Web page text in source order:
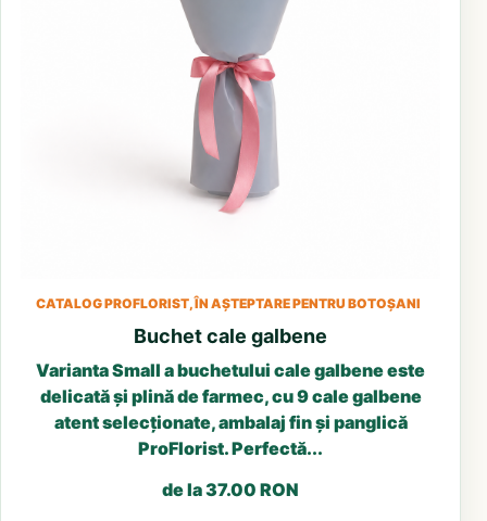
CATALOG PROFLORIST, ÎN AȘTEPTARE PENTRU BOTOȘANI
Buchet cale galbene
Varianta Small a buchetului cale galbene este
delicată și plină de farmec, cu 9 cale galbene
atent selecționate, ambalaj fin și panglică
ProFlorist. Perfectă...
de la 37.00 RON